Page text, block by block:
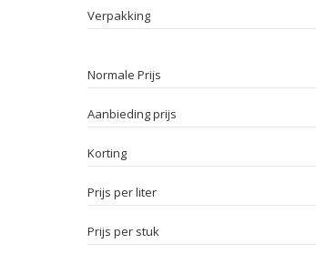
Verpakking
Normale Prijs
Aanbieding prijs
Korting
Prijs per liter
Prijs per stuk